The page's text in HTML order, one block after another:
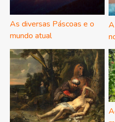
As diversas Páscoas e o
mundo atual